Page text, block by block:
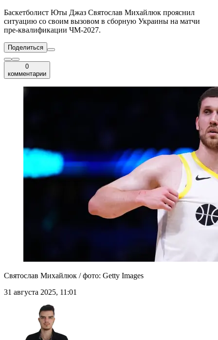
Баскетболист Юты Джаз Святослав Михайлюк прояснил
ситуацию со своим вызовом в сборную Украины на матчи
пре-квалификации ЧМ-2027.
Поделиться
0
комментарии
Святослав Михайлюк / фото: Getty Images
31 августа 2025, 11:01